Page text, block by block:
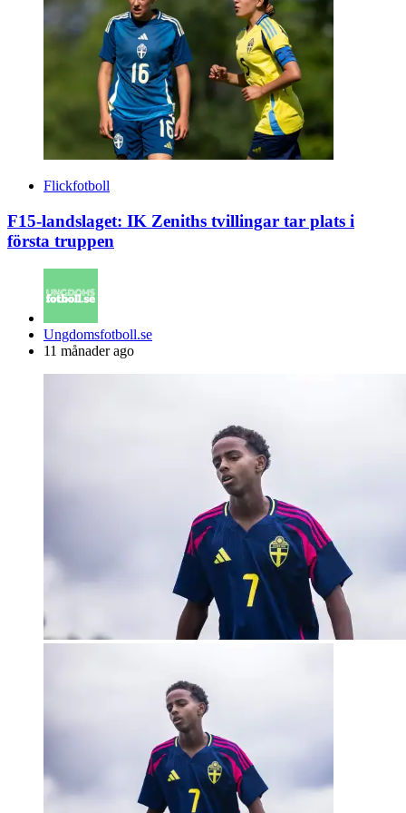
Flickfotboll
F15-landslaget: IK Zeniths tvillingar tar plats i
första truppen
Posted
by
Ungdomsfotboll.se
11 månader ago